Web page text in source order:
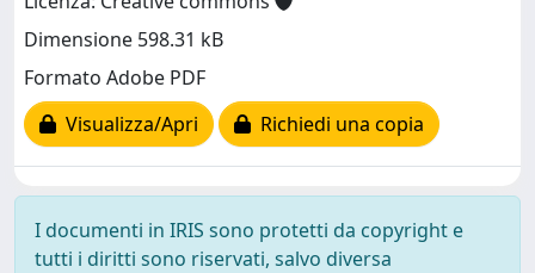
Dimensione 598.31 kB
Formato Adobe PDF
Visualizza/Apri
Richiedi una copia
I documenti in IRIS sono protetti da copyright e
tutti i diritti sono riservati, salvo diversa